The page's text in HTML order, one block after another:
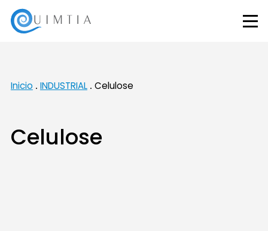
Inicio INDUSTRIAL Celulose
Celulose